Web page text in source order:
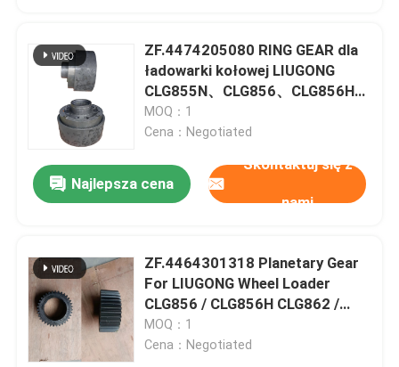
Kontrola jakości
Skontaktuj się z nami
Aktualności
Sprawy
Blog
ZF.4474205080 RING GEAR dla
ładowarki kołowej LIUGONG
CLG855N、CLG856、CLG856H、
CLG835、CLG842 Przekaz
4WG180/4WG200
MOQ：1
Cena：Negotiated
Najlepsza cena
Skontaktuj się z
nami
ZF.4464301318 Planetary Gear
For LIUGONG Wheel Loader
CLG856 / CLG856H CLG862 /
CLG862H CLG870 / CLG870H
CLG50D Transmission 4WG180 &
MOQ：1
Cena：Negotiated